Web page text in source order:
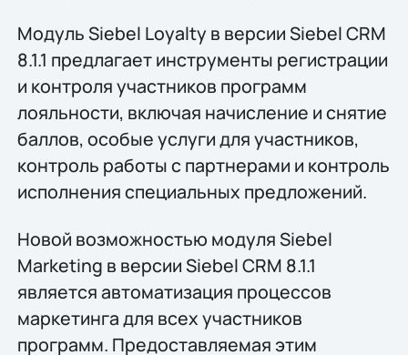
Модуль Siebel Loyalty в версии Siebel CRM
8.1.1 предлагает инструменты регистрации
и контроля участников программ
лояльности, включая начисление и снятие
баллов, особые услуги для участников,
контроль работы с партнерами и контроль
исполнения специальных предложений.
Новой возможностью модуля Siebel
Marketing в версии Siebel CRM 8.1.1
является автоматизация процессов
маркетинга для всех участников
программ. Предоставляемая этим